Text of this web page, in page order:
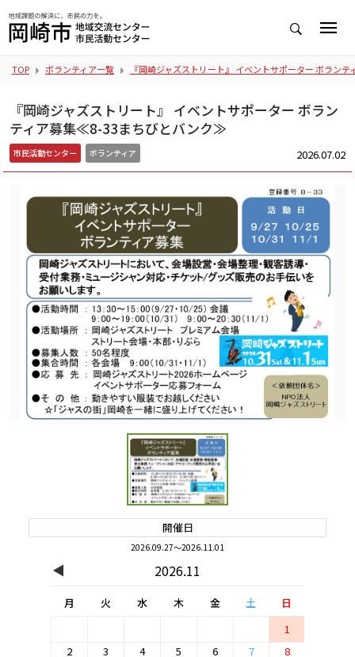
TOP ボランティア一覧 『岡崎ジャズストリート』 イベントサポーター ボラン
『岡崎ジャズストリート』 イベントサポーター ボラン
ティア募集≪8-33まちびとバンク≫
市民活動センター ボランティア 2026.07.02
開催日
2026.09.27～2026.11.01
◀ 2026.11
月 火 水 木 金 土
日
1
2
3 4 5 6 7
8